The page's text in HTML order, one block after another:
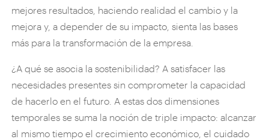
mejores resultados, haciendo realidad el cambio y la
mejora y, a depender de su impacto, sienta las bases
más para la transformación de la empresa.
¿A qué se asocia la sostenibilidad? A satisfacer las
necesidades presentes sin comprometer la capacidad
de hacerlo en el futuro. A estas dos dimensiones
temporales se suma la noción de triple impacto: alcanzar
al mismo tiempo el crecimiento económico, el cuidado